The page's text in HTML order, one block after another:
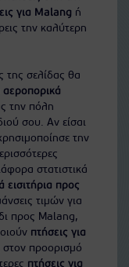
για Malang ή
την καλύτερη
σελίδας θα
αεροπορικά
την πόλη
σου. Αν είσαι
την
στατιστικά
εισιτήρια προς
τιμών για
προς Malang,
πτήσεις για
στον προορισμό
πτήσεις για